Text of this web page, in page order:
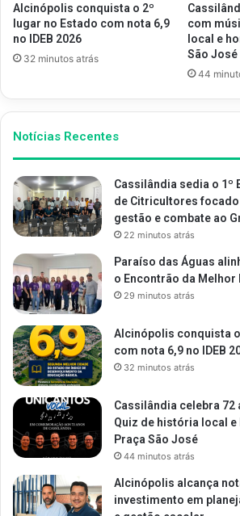
Alcinópolis conquista o 2º
lugar no Estado com nota 6,9
no IDEB 2026
32 minutos atrás
com
local e
São José
44
Notícias Recentes
Cassilândia sedia o 1º
de Citricultores
gestão e combate ao
22 minutos atrás
Paraíso das Águas
o Encontrão da Melhor
29 minutos atrás
Alcinópolis conquista
com nota 6,9 no IDEB
32 minutos atrás
Cassilândia celebra 72
Quiz de história local e
Praça São José
44 minutos atrás
Alcinópolis alcança
investimento em